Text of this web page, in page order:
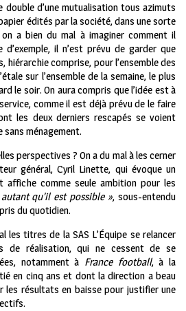
double d’une mutualisation tous azimuts
édités par la société, dans une sorte
a bien du mal à imaginer comment il
il n’est prévu de garder que
comprise, pour l’ensemble des
sur l’ensemble de la semaine, le plus
le soir. On aura compris que l’idée est à
comme il est déjà prévu de le faire
les deux derniers rescapés se voient
ménagement.
perspectives ? On a du mal à les cerner
général, Cyril Linette, qui évoque un
affiche comme seule ambition pour les
qu’il est possible », sous-entendu
du quotidien.
les titres de la SAS L’Équipe se relancer
de réalisation, qui ne cessent de se
notamment à France football, à la
en cinq ans et dont la direction a beau
les résultats en baisse pour justifier une